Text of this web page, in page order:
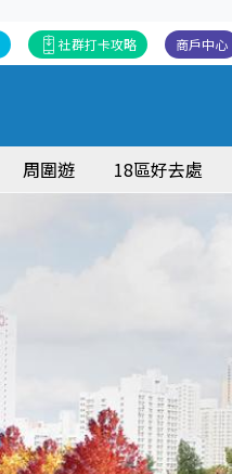
商戶中心
社群打卡攻略
周圍遊 18區好去處